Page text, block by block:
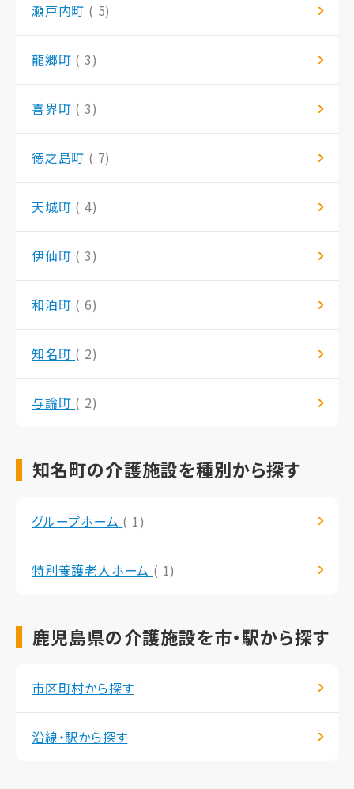
瀬戸内町 ( 5)
龍郷町 ( 3)
喜界町 ( 3)
徳之島町 ( 7)
天城町 ( 4)
伊仙町 ( 3)
和泊町 ( 6)
知名町 ( 2)
与論町 ( 2)
知名町の介護施設を種別から探す
グループホーム ( 1)
特別養護老人ホーム ( 1)
鹿児島県の介護施設を市・駅から探す
市区町村から探す
沿線・駅から探す